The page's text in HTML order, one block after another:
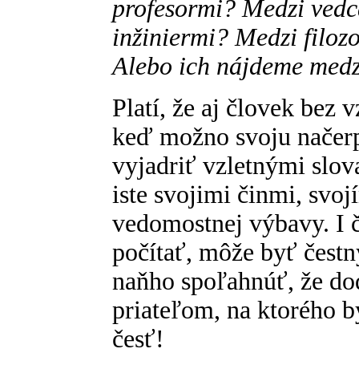
profesormi? Medzi
inžiniermi? Medzi
Alebo ich nájdeme
Platí, že aj človek bez
keď možno svoju
vyjadriť vzletnými
iste svojimi činmi,
vedomostnej výbavy. I
počítať, môže byť
naňho spoľahnúť, že
priateľom, na ktorého
česť!